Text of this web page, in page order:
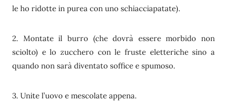
le ho ridotte in purea con uno schiacciapatate).
2. Montate il burro (che dovrà essere morbido non
sciolto) e lo zucchero con le fruste eletteriche sino a
quando non sarà diventato soffice e spumoso.
3. Unite l’uovo e mescolate appena.